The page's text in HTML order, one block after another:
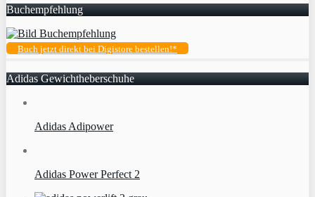
Buchempfehlung
Buch jetzt direkt bei Digistore bestellen!*
Adidas Gewichtheberschuhe
Adidas Adipower
Adidas Power Perfect 2